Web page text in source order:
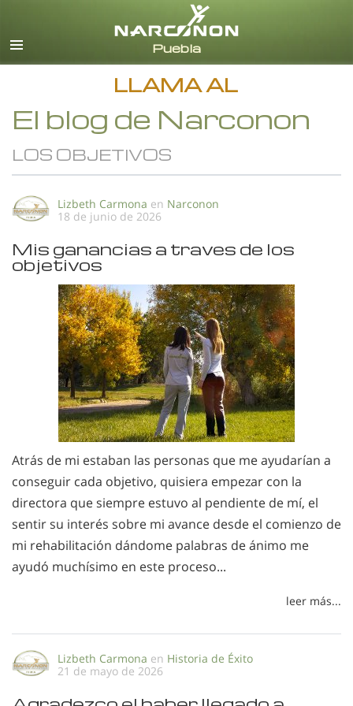
Español
Todas las Regiones/Idiomas
LLAMA AL
El blog de Narconon
LOS OBJETIVOS
Lizbeth Carmona en Narconon
18 de junio de 2026
Mis ganancias a traves de los
objetivos
Atrás de mi estaban las personas que me ayudarían a
conseguir cada objetivo, quisiera empezar con la
directora que siempre estuvo al pendiente de mí, el
sentir su interés sobre mi avance desde el comienzo de
mi rehabilitación dándome palabras de ánimo me
ayudó muchísimo en este proceso...
leer más...
Lizbeth Carmona en Historia de Éxito
21 de mayo de 2026